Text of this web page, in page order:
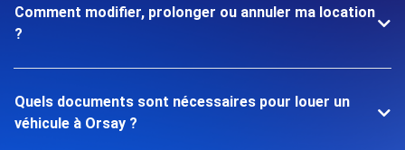
Comment modifier, prolonger ou annuler ma location
?
Quels documents sont nécessaires pour louer un
véhicule à Orsay ?